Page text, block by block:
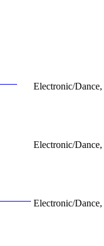
Electronic/
Electronic/
Electronic/